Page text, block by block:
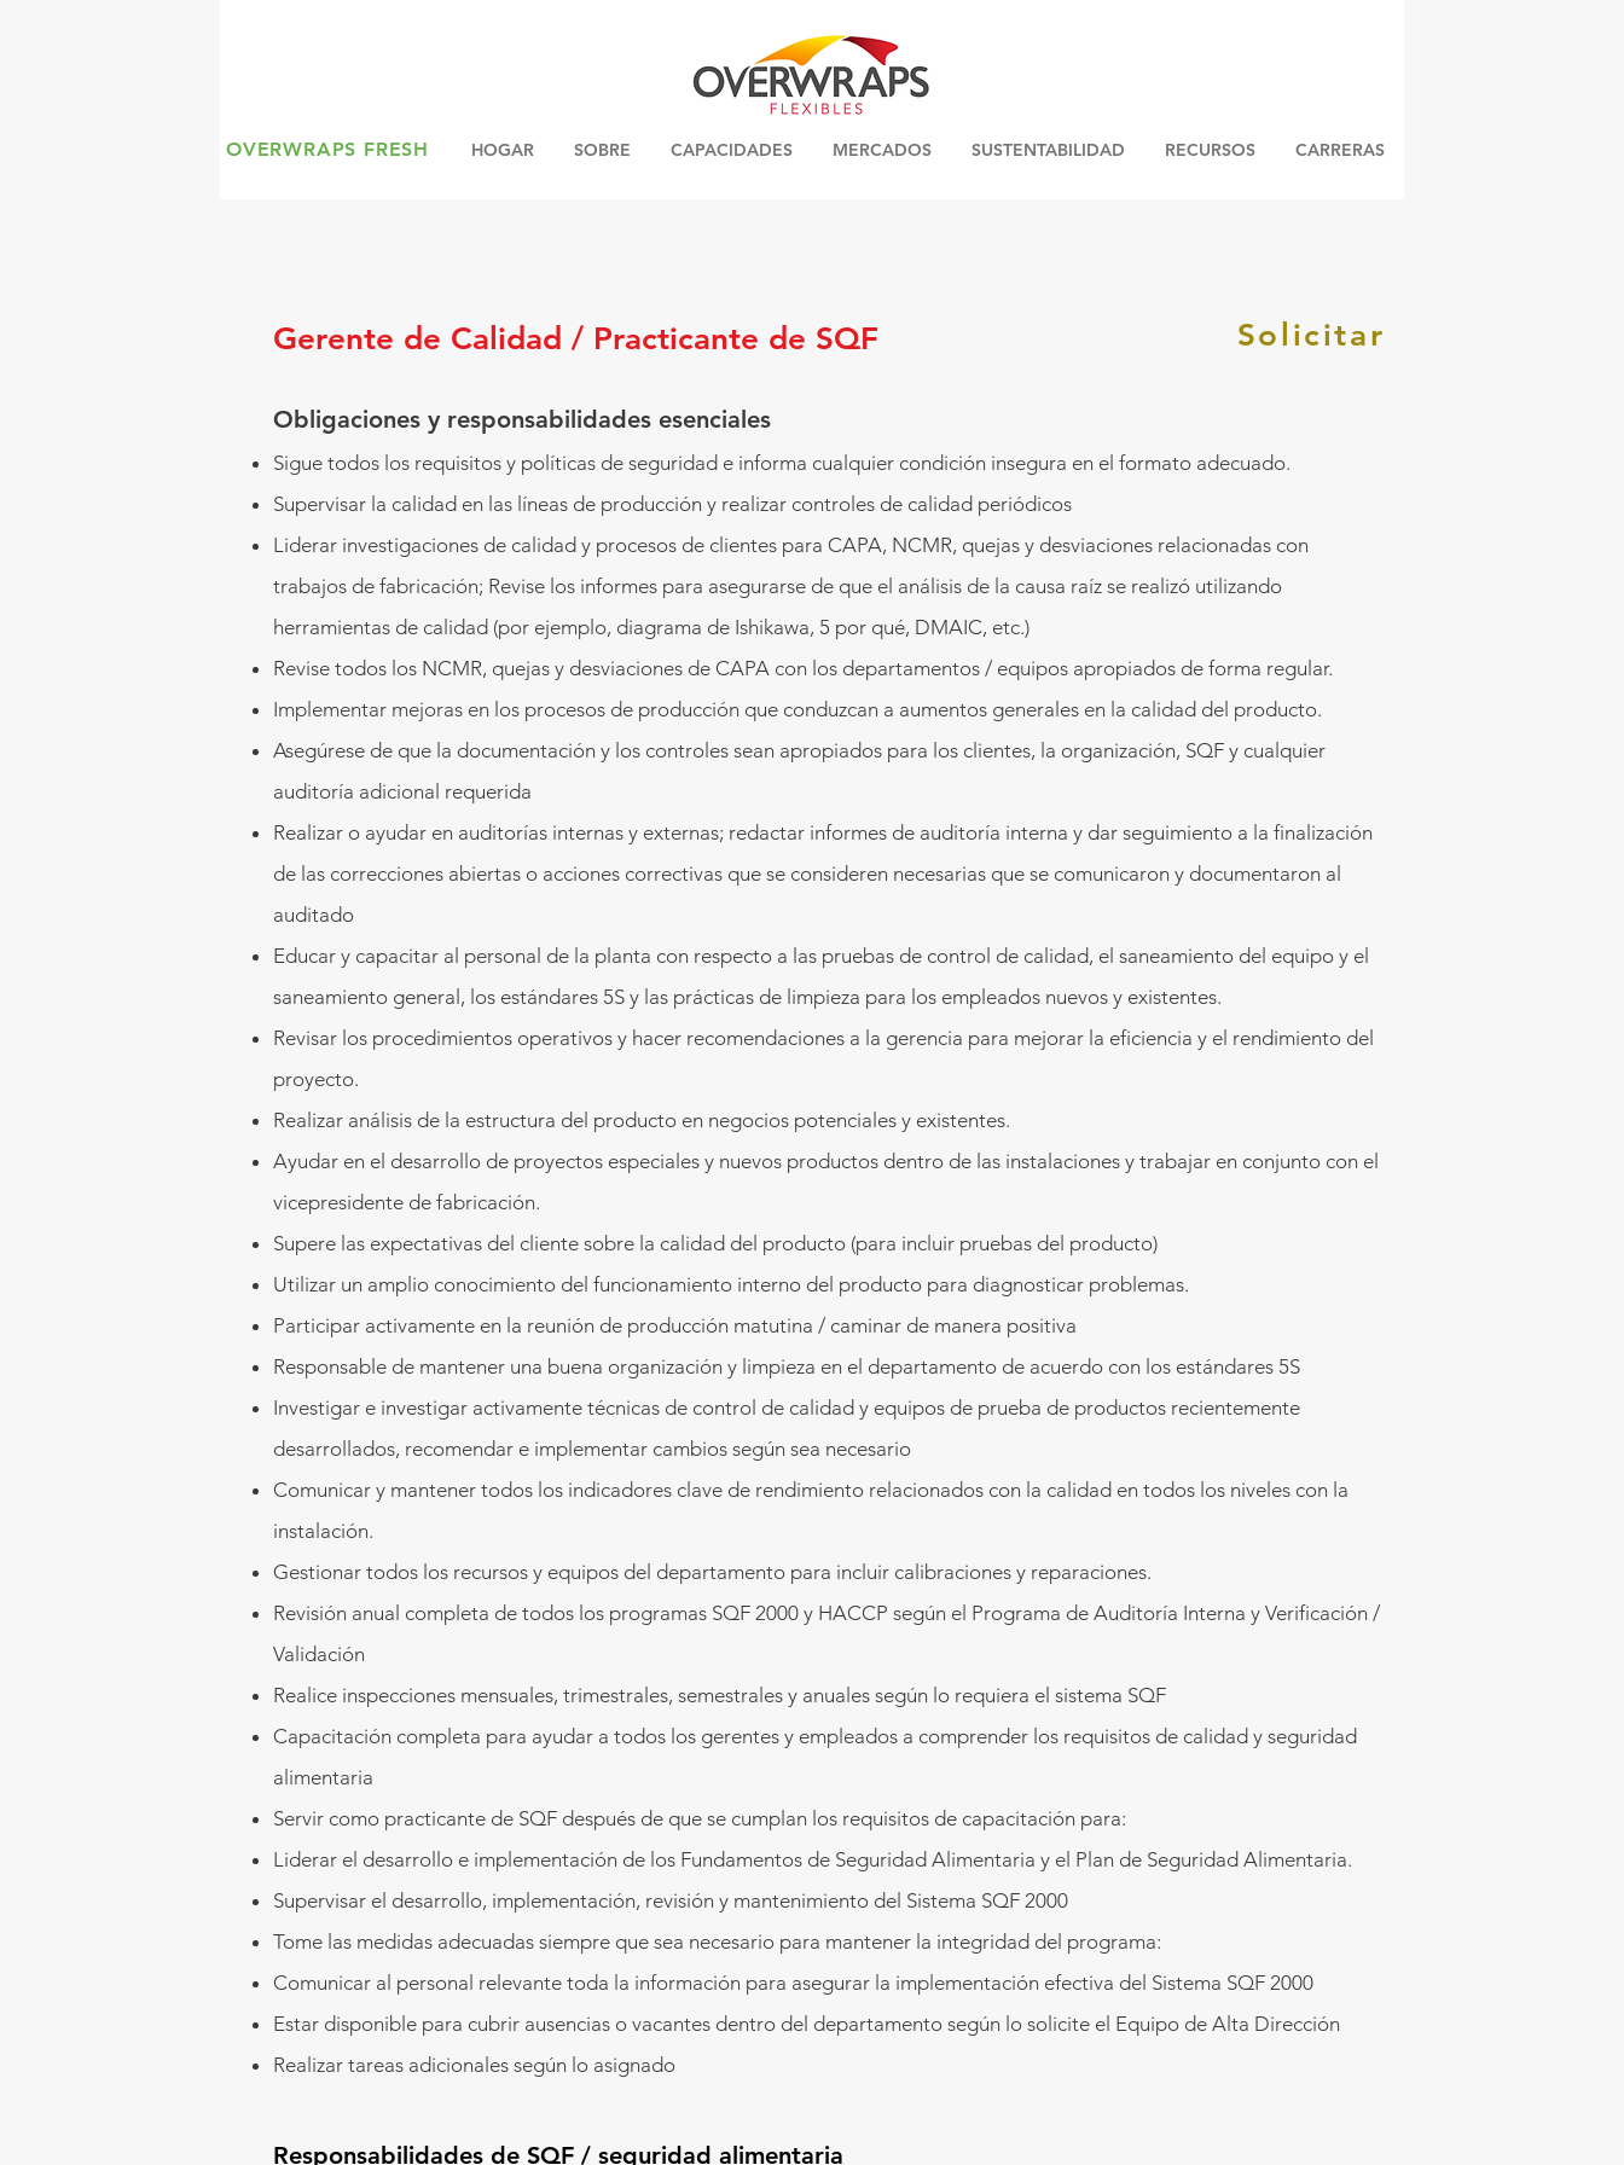
OVERWRAPS FRESH HOGAR SOBRE CAPACIDADES MERCADOS SUSTENTABILIDAD RECURSOS CARRERAS
Gerente de Calidad / Practicante de SQF
Obligaciones y responsabilidades esenciales
Sigue todos los requisitos y políticas de seguridad e informa cualquier condición insegura en el formato adecuado.
Supervisar la calidad en las líneas de producción y realizar controles de calidad periódicos
Liderar investigaciones de calidad y procesos de clientes para CAPA, NCMR, quejas y desviaciones relacionadas con
trabajos de fabricación; Revise los informes para asegurarse de que el análisis de la causa raíz se realizó utilizando
herramientas de calidad (por ejemplo, diagrama de Ishikawa, 5 por qué, DMAIC, etc.)
Revise todos los NCMR, quejas y desviaciones de CAPA con los departamentos / equipos apropiados de forma regular.
Implementar mejoras en los procesos de producción que conduzcan a aumentos generales en la calidad del producto.
Asegúrese de que la documentación y los controles sean apropiados para los clientes, la organización, SQF y cualquier
auditoría adicional requerida
Realizar o ayudar en auditorías internas y externas; redactar informes de auditoría interna y dar seguimiento a la finalización
de las correcciones abiertas o acciones correctivas que se consideren necesarias que se comunicaron y documentaron al
auditado
Educar y capacitar al personal de la planta con respecto a las pruebas de control de calidad, el saneamiento del equipo y el
saneamiento general, los estándares 5S y las prácticas de limpieza para los empleados nuevos y existentes.
Revisar los procedimientos operativos y hacer recomendaciones a la gerencia para mejorar la eficiencia y el rendimiento del
proyecto.
Realizar análisis de la estructura del producto en negocios potenciales y existentes.
Ayudar en el desarrollo de proyectos especiales y nuevos productos dentro de las instalaciones y trabajar en conjunto con el
vicepresidente de fabricación.
Supere las expectativas del cliente sobre la calidad del producto (para incluir pruebas del producto)
Utilizar un amplio conocimiento del funcionamiento interno del producto para diagnosticar problemas.
Participar activamente en la reunión de producción matutina / caminar de manera positiva
Responsable de mantener una buena organización y limpieza en el departamento de acuerdo con los estándares 5S
Investigar e investigar activamente técnicas de control de calidad y equipos de prueba de productos recientemente
desarrollados, recomendar e implementar cambios según sea necesario
Comunicar y mantener todos los indicadores clave de rendimiento relacionados con la calidad en todos los niveles con la
instalación.
Gestionar todos los recursos y equipos del departamento para incluir calibraciones y reparaciones.
Revisión anual completa de todos los programas SQF 2000 y HACCP según el Programa de Auditoría Interna y Verificación /
Validación
Realice inspecciones mensuales, trimestrales, semestrales y anuales según lo requiera el sistema SQF
Capacitación completa para ayudar a todos los gerentes y empleados a comprender los requisitos de calidad y seguridad
alimentaria
Servir como practicante de SQF después de que se cumplan los requisitos de capacitación para:
Liderar el desarrollo e implementación de los Fundamentos de Seguridad Alimentaria y el Plan de Seguridad Alimentaria.
Supervisar el desarrollo, implementación, revisión y mantenimiento del Sistema SQF 2000
Tome las medidas adecuadas siempre que sea necesario para mantener la integridad del programa:
Comunicar al personal relevante toda la información para asegurar la implementación efectiva del Sistema SQF 2000
Estar disponible para cubrir ausencias o vacantes dentro del departamento según lo solicite el Equipo de Alta Dirección
Realizar tareas adicionales según lo asignado
Responsabilidades de SQF / seguridad alimentaria
Solicitar